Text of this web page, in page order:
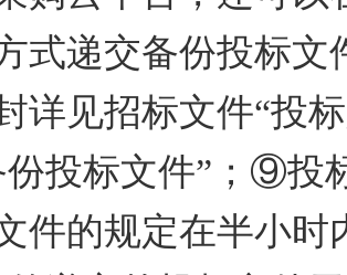
式递交备份投标
详见招标文件“投
投标文件”；⑨投
件的规定在半小时